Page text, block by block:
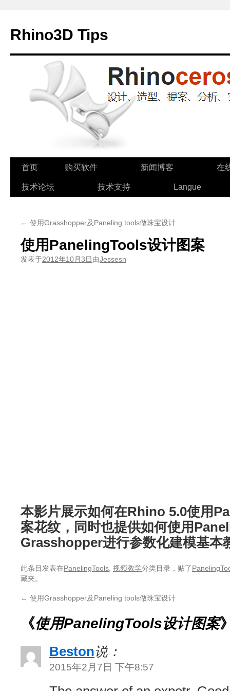
Rhino3D Tips
跳
至
首页 购买软件 新闻博客 在
技术论坛 技术支持 Langue
← 使用Grasshopper及Paneling tools做珠宝设计
使用PanelingTools设计图案
发表于2012年10月3日由Jessesn
本影片展示如何在Rhino 5.0使用
案花纹，同时也提供如何使用
Grasshopper进行参数化建模基本
此条目发表在PanelingTools 视频教学分类目录，贴了
藏夹。
← 使用Grasshopper及Paneling tools做珠宝设计
《使用PanelingTools设计图案
Beston说：
2015年2月7日 下午8:57